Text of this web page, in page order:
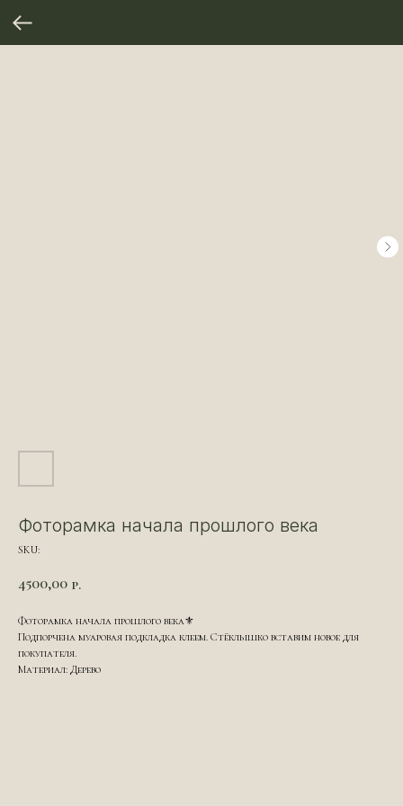
Фоторамка начала прошлого века
SKU:
4500,00 р.
Фоторамка начала прошлого века⚜️
Подпорчена муаровая подкладка клеем. Стёклышко вставим новое для
покупателя.
Материал: Дерево